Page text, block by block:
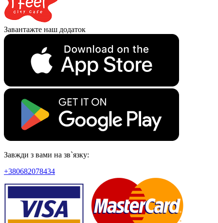
Завантажте наш додаток
Завжди з вами на зв`язку:
+380682078434